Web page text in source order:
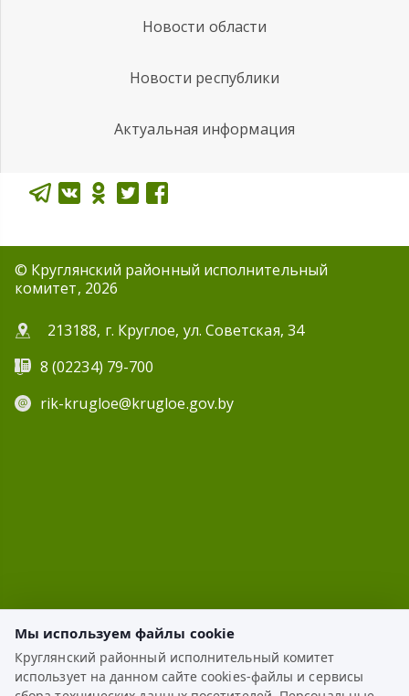
Новости области
Новости республики
Актуальная информация
© Круглянский районный исполнительный
комитет, 2026
213188, г. Круглое, ул. Советская, 34
8 (02234) 79-700
rik-krugloe@krugloe.gov.by
ЭЛЕКТРОННОЕ ОБРАЩЕНИЕ
Мы используем файлы cookie
Круглянский районный исполнительный комитет
использует на данном сайте cookies-файлы и сервисы